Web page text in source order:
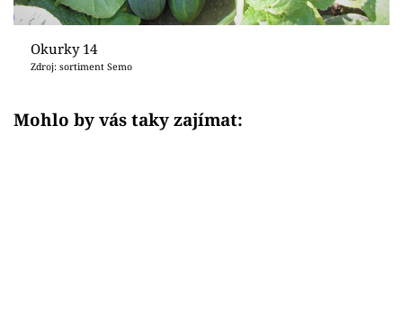
Okurky 14
Zdroj: sortiment Semo
Mohlo by vás taky zajímat: